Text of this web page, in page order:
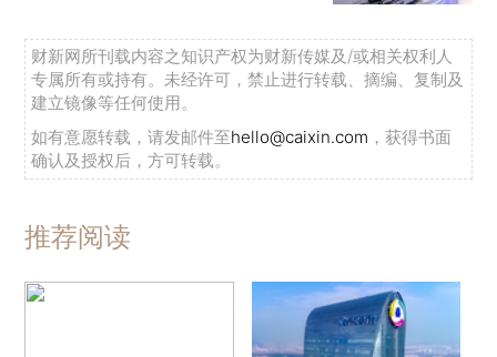
财新网所刊载内容之知识产权为财新传媒及/或相关权利人
专属所有或持有。未经许可，禁止进行转载、摘编、复制及
建立镜像等任何使用。
如有意愿转载，请发邮件至hello@caixin.com ，获得书面
确认及授权后，方可转载。
推荐阅读